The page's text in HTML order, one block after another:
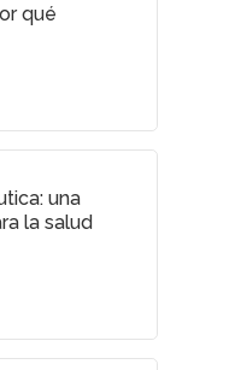
qué
una
la salud